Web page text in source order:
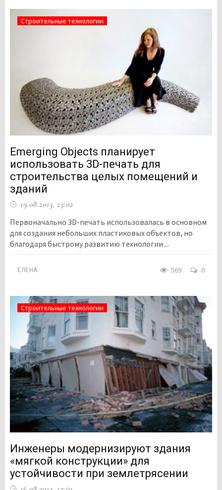
Строительные технологии
Emerging Objects планирует
использовать 3D-печать для
строительства целых помещений и
зданий
19.08.2013, 23:02
Первоначально 3D-печать использовалась в основном
для создания небольших пластиковых объектов, но
благодаря быстрому развитию технологии ...
ЕЛЕНА 569 0
Строительные технологии
Инженеры модернизируют здания
«мягкой конструкции» для
устойчивости при землетрясении